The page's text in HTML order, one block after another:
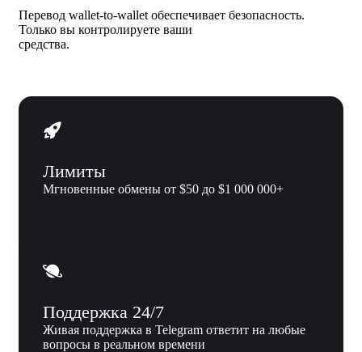
Перевод wallet-to-wallet обеспечивает безопасность.
Только вы контролируете ваши
средства.
Лимиты
Мгновенные обмены от $50 до $1 000 000+
Поддержка 24/7
Живая поддержка в Telegram ответит на любые
вопросы в реальном времени